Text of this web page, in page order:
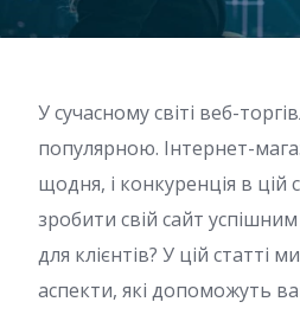
У сучасному світі веб-
популярною. Інтернет-
щодня, і конкуренція в цій
зробити свій сайт
для клієнтів? У цій статті
аспекти, які допоможуть